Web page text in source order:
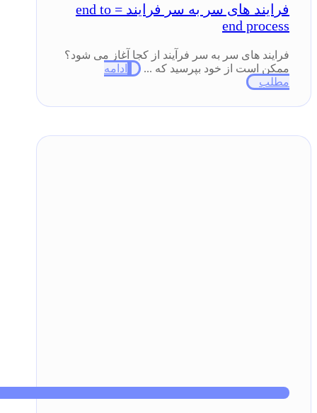
فرایند های سر به سر فرایند = end to
end process
فرایند های سر به سر فرآیند از کجا آغاز می شود؟
ممکن است از خود بپرسید که ...
ادامه
مطلب